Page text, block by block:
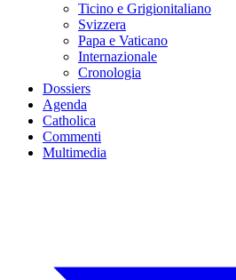
Ticino e Grigionitaliano
Svizzera
Papa e Vaticano
Internazionale
Cronologia
Dossiers
Agenda
Catholica
Commenti
Multimedia